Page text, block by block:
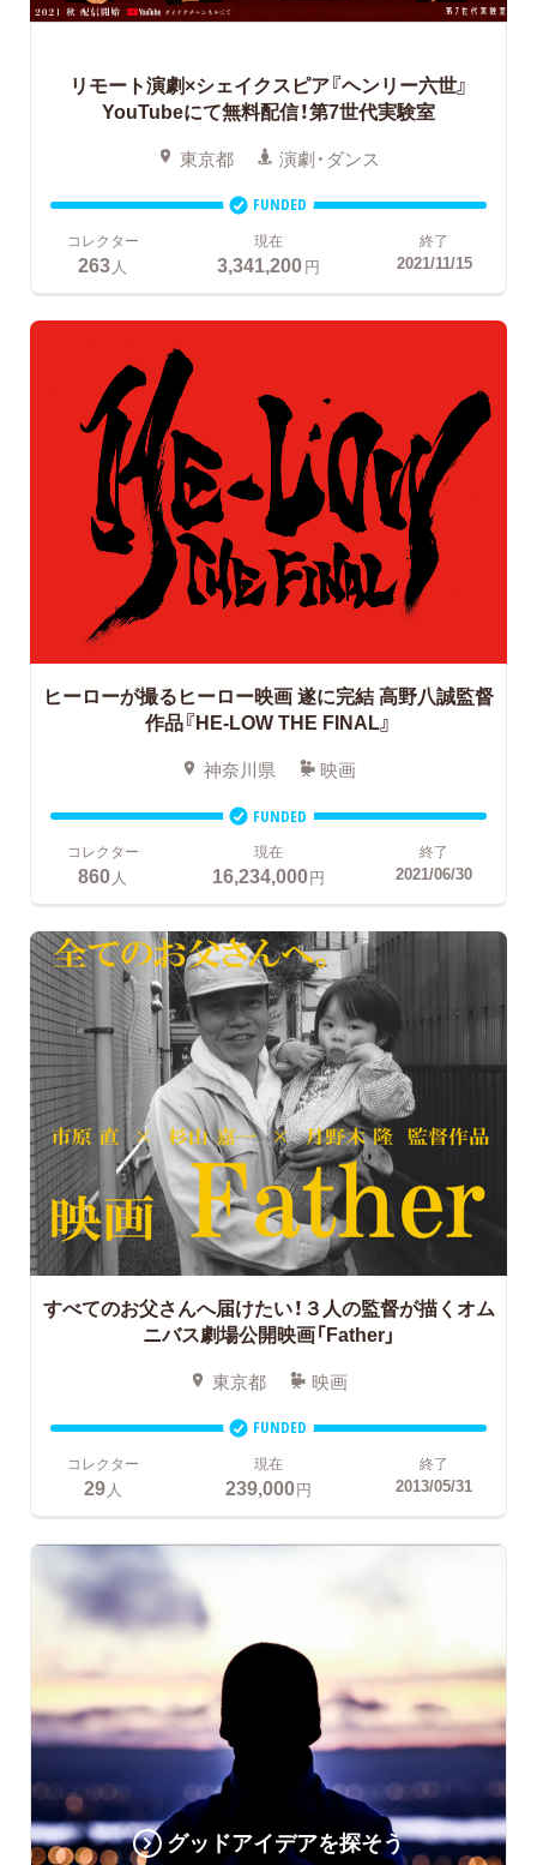
リモート演劇×シェイクスピア『ヘンリー六世』
YouTubeにて無料配信！第7世代実験室
東京都 演劇・ダンス
FUNDED
コレクター
263 人
現在
3,341,200円
終了
2021/11/15
ヒーローが撮るヒーロー映画 遂に完結高野八誠監督
作品『HE-LOW THE FINAL』
神奈川県 映画
FUNDED
コレクター
860人
現在
16,234,000円
終了
2021/06/30
すべてのお父さんへ届けたい！３人の監督が描くオム
ニバス劇場公開映画「Father」
東京都 映画
FUNDED
コレクター
29 人
現在
239,000円
終了
2013/05/31
グッドアイデアを探そう